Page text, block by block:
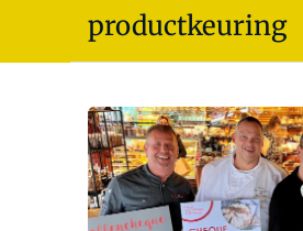
productkeuring